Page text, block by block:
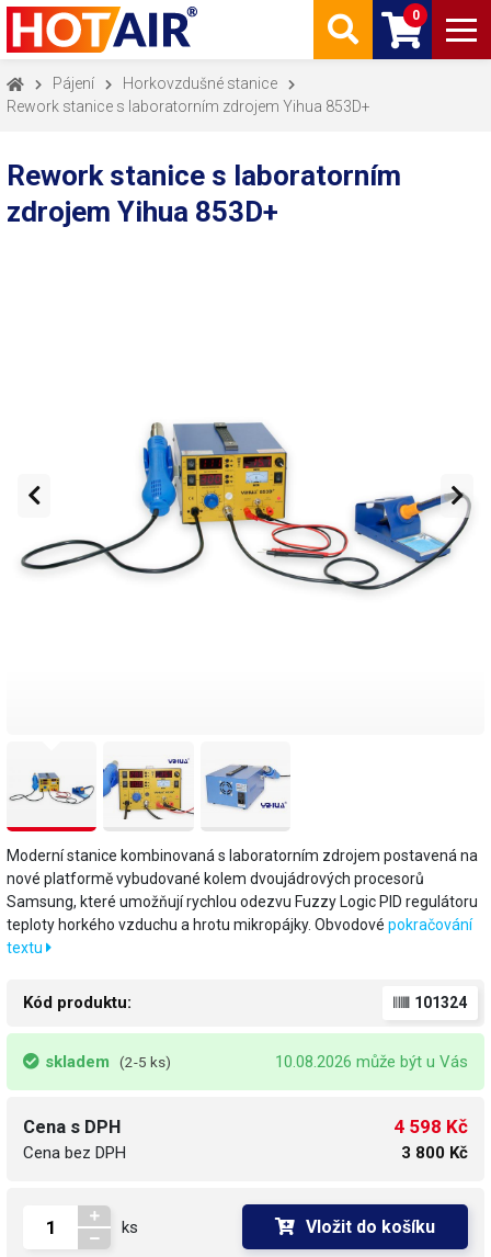
0
Pájení
Horkovzdušné stanice
Rework stanice s laboratorním zdrojem Yihua 853D+
Rework stanice s laboratorním
zdrojem Yihua 853D+
Moderní stanice kombinovaná s laboratorním zdrojem postavená na
nové platformě vybudované kolem dvoujádrových procesorů
Samsung, které umožňují rychlou odezvu Fuzzy Logic PID regulátoru
teploty horkého vzduchu a hrotu mikropájky. Obvodové pokračování
textu
Kód produktu: 101324
skladem (2-5 ks) 10.08.2026 může být u Vás
Cena s DPH
Cena bez DPH
4 598 Kč
3 800 Kč
ks Vložit do košíku